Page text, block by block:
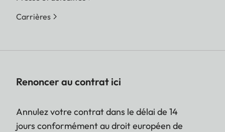
Carrières
Renoncer au contrat ici
Annulez votre contrat dans le délai de 14
jours conformément au droit européen de